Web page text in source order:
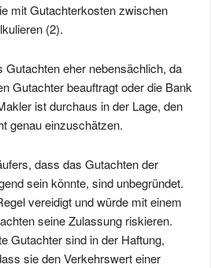
mit Gutachterkosten zwischen
(2).
Gutachten eher nebensächlich, da
Gutachter beauftragt oder die Bank
ist durchaus in der Lage, den
genau einzuschätzen.
dass das Gutachten der
sein könnte, sind unbegründet.
vereidigt und würde mit einem
seine Zulassung riskieren.
Gutachter sind in der Haftung,
sie den Verkehrswert einer